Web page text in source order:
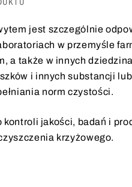
jest szczególnie
w przemyśle
a także w innych
i innych substancji
norm czystości.
jakości, badań i
krzyżowego.